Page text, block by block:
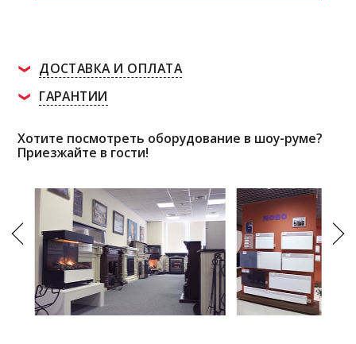
ДОСТАВКА И ОПЛАТА
ГАРАНТИИ
Хотите посмотреть оборудование в шоу-руме?
Приезжайте в гости!